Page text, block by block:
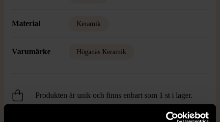
Material Keramik
Varumärke Höganäs Keramik
Produkten är unik och finns enbart som 1 st i lager.